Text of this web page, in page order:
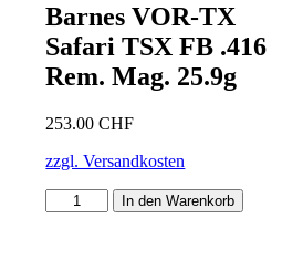
Barnes VOR-TX
Safari TSX FB .416
Rem. Mag. 25.9g
253.00CHF
zzgl. Versandkosten
Barnes
VOR-
In den Warenkorb